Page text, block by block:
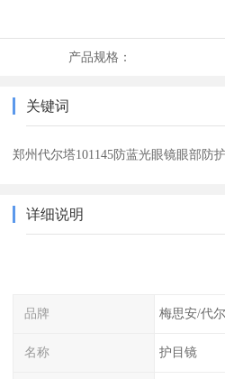
产品规格：
关键词
郑州代尔塔101145防蓝光眼镜眼部防
详细说明
品牌 梅思安/代
名称 护目镜